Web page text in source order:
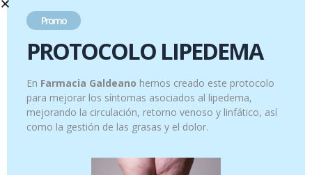
€
Añadir al carrito Añadir al carrito
Promo
PROTOCOLO LIPEDEMA
En Farmacia Galdeano hemos creado este protocolo
para mejorar los síntomas asociados al lipedema,
mejorando la circulación, retorno venoso y linfático, así
como la gestión de las grasas y el dolor.